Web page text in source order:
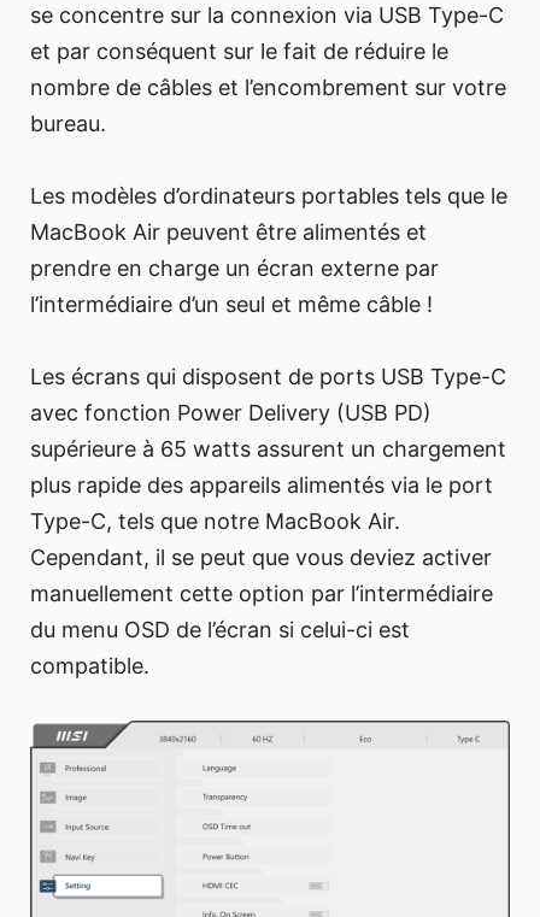
se concentre sur la connexion via USB Type-C
et par conséquent sur le fait de réduire le
nombre de câbles et l’encombrement sur votre
bureau.
Les modèles d’ordinateurs portables tels que le
MacBook Air peuvent être alimentés et
prendre en charge un écran externe par
l’intermédiaire d’un seul et même câble !
Les écrans qui disposent de ports USB Type-C
avec fonction Power Delivery (USB PD)
supérieure à 65 watts assurent un chargement
plus rapide des appareils alimentés via le port
Type-C, tels que notre MacBook Air.
Cependant, il se peut que vous deviez activer
manuellement cette option par l’intermédiaire
du menu OSD de l’écran si celui-ci est
compatible.